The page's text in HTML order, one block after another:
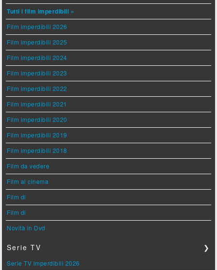
Tutti i film imperdibili »
Film imperdibili 2026
Film imperdibili 2025
Film imperdibili 2024
Film imperdibili 2023
Film imperdibili 2022
Film imperdibili 2021
Film imperdibili 2020
Film imperdibili 2019
Film imperdibili 2018
Film da vedere
Film al cinema
Film di
Film di
Novità in Dvd
Serie TV ❯
Serie TV imperdibili 2026